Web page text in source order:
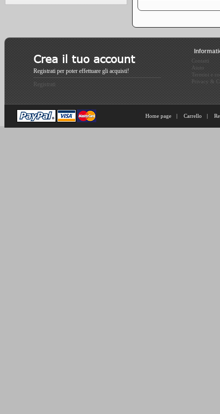
Crea il tuo account
Registrati per poter effettuare gli acquisti!
Registrati
Contatti
Aiuto
Termini e
Privacy &
Home page | Carrello |